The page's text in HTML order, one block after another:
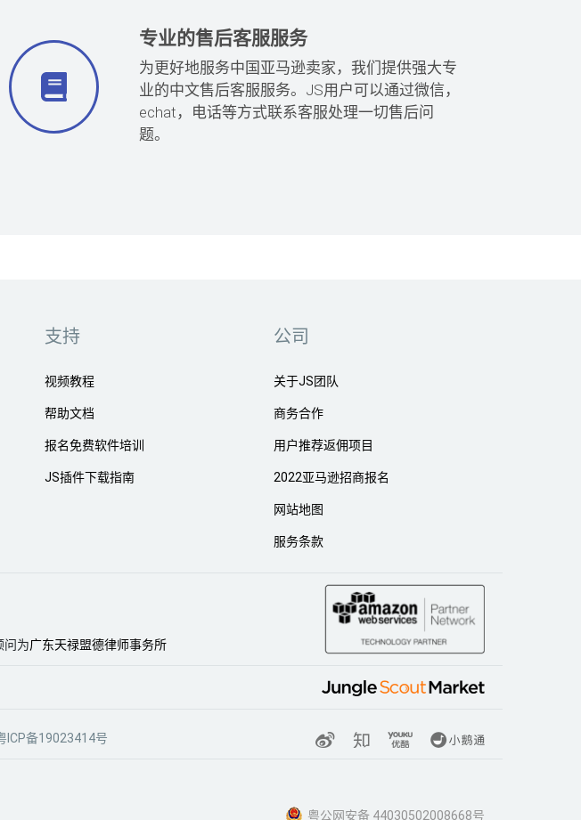
专业的售后客服服务
为更好地服务中国亚马逊卖家，我们提供强大专
业的中文售后客服服务。JS用户可以通过微信，
echat，电话等方式联系客服处理一切售后问
题。
支持
视频教程
帮助文档
报名免费软件培训
JS插件下载指南
公司
关于JS团队
商务合作
用户推荐返佣项目
2022亚马逊招商报名
网站地图
服务条款
问为广东天禄盟德律师事务所
ICP备19023414号
粤公网安备 44030502008668号